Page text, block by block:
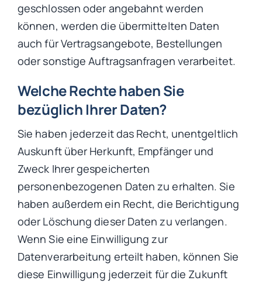
geschlossen oder angebahnt werden
können, werden die übermittelten Daten
auch für Vertragsangebote, Bestellungen
oder sonstige Auftragsanfragen verarbeitet.
Welche Rechte haben Sie
bezüglich Ihrer Daten?
Sie haben jederzeit das Recht, unentgeltlich
Auskunft über Herkunft, Empfänger und
Zweck Ihrer gespeicherten
personenbezogenen Daten zu erhalten. Sie
haben außerdem ein Recht, die Berichtigung
oder Löschung dieser Daten zu verlangen.
Wenn Sie eine Einwilligung zur
Datenverarbeitung erteilt haben, können Sie
diese Einwilligung jederzeit für die Zukunft